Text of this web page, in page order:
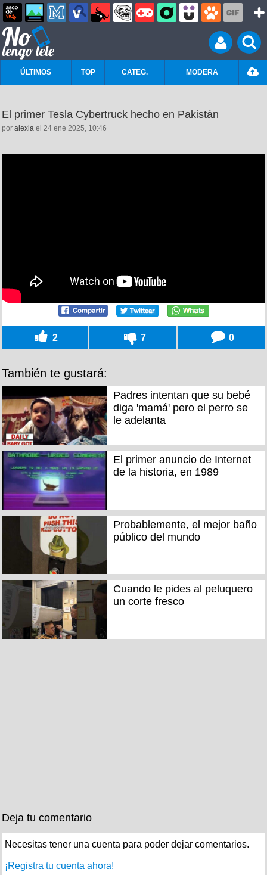
ÚLTIMOS TOP CATEG. MODERA
El primer Tesla Cybertruck hecho en Pakistán
por alexia el 24 ene 2025, 10:46
2 7 0
También te gustará:
Padres intentan que su bebé
diga 'mamá' pero el perro se
le adelanta
El primer anuncio de Internet
de la historia, en 1989
Probablemente, el mejor baño
público del mundo
Cuando le pides al peluquero
un corte fresco
Deja tu comentario
Necesitas tener una cuenta para poder dejar comentarios.
¡Registra tu cuenta ahora!